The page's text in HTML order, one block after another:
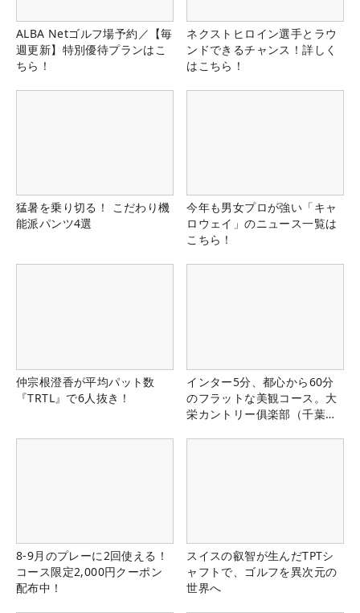
ALBA Netゴルフ場予約／【毎
週更新】特別優待プランはこ
ちら！
ネクストヒロイン選手とラウ
ンドできるチャンス！詳しく
はこちら！
猛暑を乗り切る！ こだわり機
能派パンツ4選
今年も男女プロが強い「キャ
ロウェイ」のニュース一覧は
こちら！
仲宗根澄香が平均パット数
『TRTL』で6人抜き！
インター5分、都心から60分
のフラットな美観コース。大
栄カントリー俱楽部（千葉
8-9月のプレーに2回使える！
コース限定2,000円クーポン
配布中！
スイスの叡智が生んだTPTシ
ャフトで、ゴルフを異次元の
世界へ